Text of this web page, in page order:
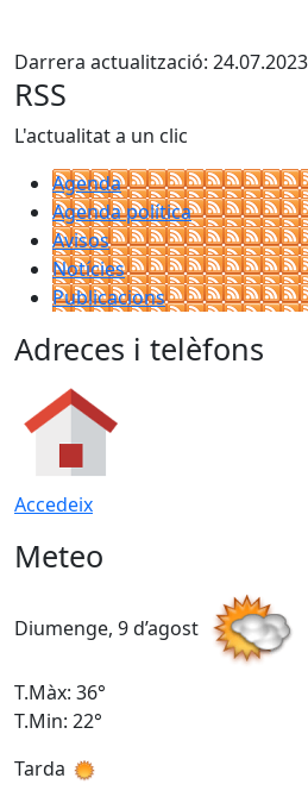
Darrera actualització:
RSS
L'actualitat a un clic
Agenda
Agenda política
Avisos
Notícies
Publicacions
Adreces i telèfons
Accedeix
Meteo
Diumenge, 9 d’agost
T.Màx: 36°
T.Min: 22°
Tarda